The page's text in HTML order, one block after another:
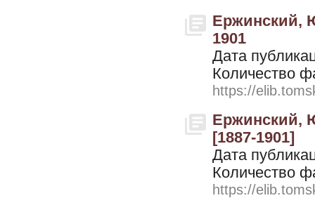
Ержинский,
1901
Дата
Количество
https://
Ержинский,
[1887-1901]
Дата
Количество
https://